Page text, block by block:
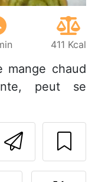
411 Kcal
mange chaud
peut se
de